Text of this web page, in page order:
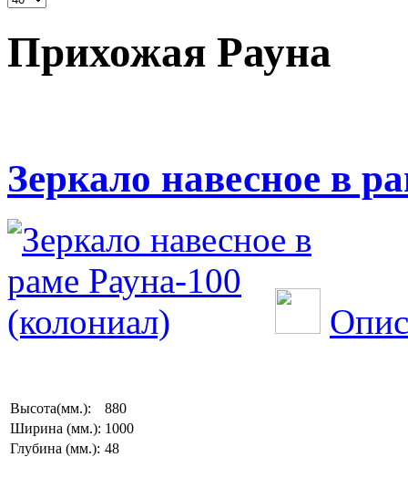
Прихожая Рауна
Зеркало навесное в
Высота(мм.):
880
Ширина (мм.): 1000
Глубина (мм.): 48